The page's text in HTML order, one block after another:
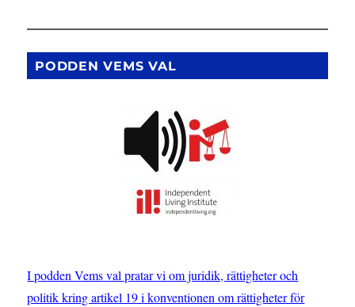
PODDEN VEMS VAL
I podden Vems val pratar vi om juridik, rättigheter och
politik kring artikel 19 i konventionen om rättigheter för